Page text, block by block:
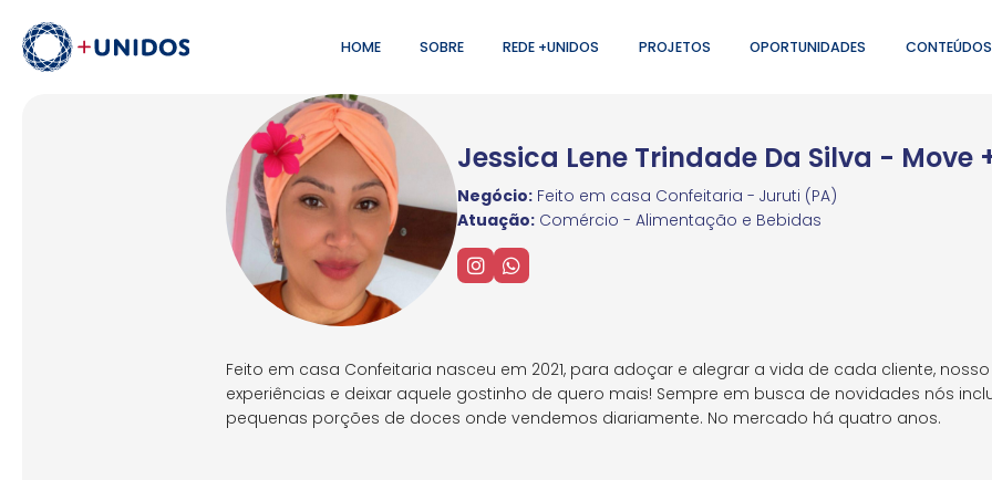
HOME SOBRE REDE +UNIDOS PROJETOS OPORTUNIDADES CONTEÚDOS
Jessica Lene Trindade Da Silva - Move
Negócio: Feito em casa Confeitaria - Juruti (PA)
Atuação: Comércio - Alimentação e Bebidas
Feito em casa Confeitaria nasceu em 2021, para adoçar e alegrar a vida de cada cliente,
experiências e deixar aquele gostinho de quero mais! Sempre em busca de novidades nós
pequenas porções de doces onde vendemos diariamente. No mercado há quatro anos.